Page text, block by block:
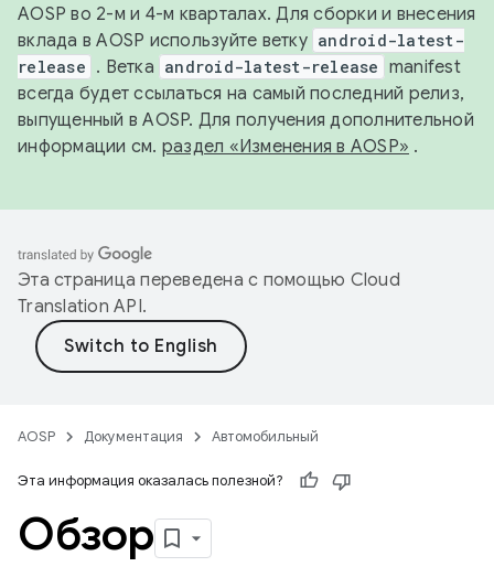
AOSP во 2-м и 4-м кварталах. Для сборки и внесения
вклада в AOSP используйте ветку android-latest-
release . Ветка android-latest-release manifest
всегда будет ссылаться на самый последний релиз,
выпущенный в AOSP. Для получения дополнительной
информации см. раздел «Изменения в AOSP» .
Эта страница переведена с помощью Cloud
Translation API.
AOSP Документация Автомобильный
Эта информация оказалась полезной?
Обзор